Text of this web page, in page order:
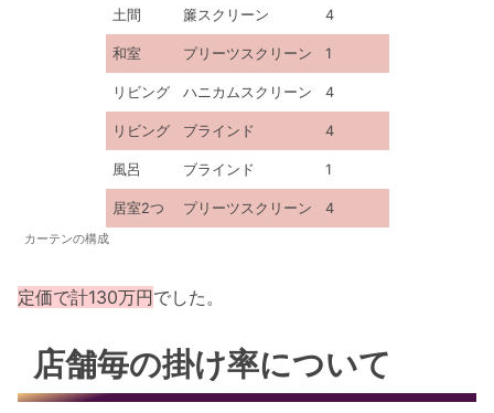
土間 簾スクリーン 4
和室 プリーツスクリーン 1
リビング ハニカムスクリーン 4
リビング ブラインド 4
風呂 ブラインド 1
居室2つ プリーツスクリーン 4
カーテンの構成
定価で計130万円でした。
店舗毎の掛け率について